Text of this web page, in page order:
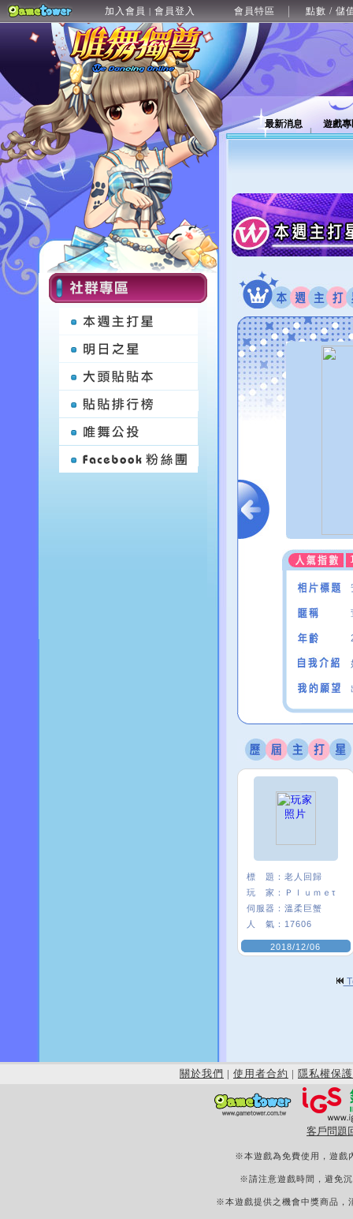
加入會員 | 會員登入 會員特區 點數 / 儲
最新消息 遊戲
標 題： 老人回歸
玩 家：
Ｐｌｕｍｅτ
伺服器： 溫柔巨蟹
人 氣： 17606
2018/12/06
關於我們 | 使用者合約 | 隱私權保護
客戶問題
※本遊戲為免費使用，遊戲
※請注意遊戲時間，避免
※本遊戲提供之機會中獎商品，